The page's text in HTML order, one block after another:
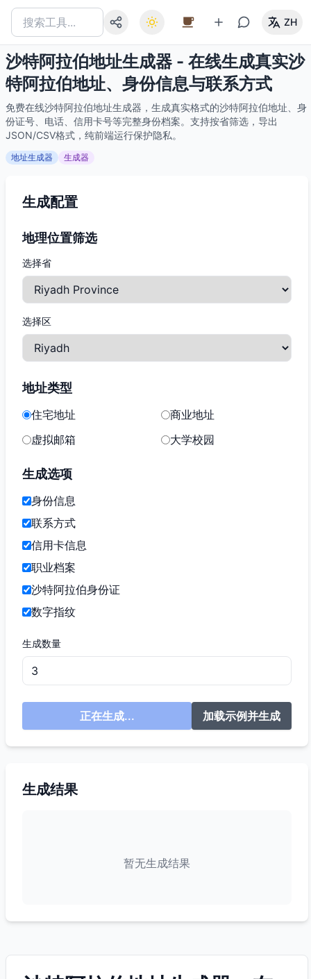
ZH
沙特阿拉伯地址生成器 - 在线生成真实沙
特阿拉伯地址、身份信息与联系方式
免费在线沙特阿拉伯地址生成器，生成真实格式的沙特阿拉伯地址、身
份证号、电话、信用卡号等完整身份档案。支持按省筛选，导出
JSON/CSV格式，纯前端运行保护隐私。
地址生成器 生成器
生成配置
地理位置筛选
选择省
选择区
地址类型
住宅地址
商业地址
虚拟邮箱
大学校园
生成选项
身份信息
联系方式
信用卡信息
职业档案
沙特阿拉伯身份证
数字指纹
生成数量
正在生成... 加载示例并生成
生成结果
暂无生成结果